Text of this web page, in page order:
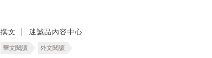
撰文 迷誠品內容中心
華文閱讀 外文閱讀